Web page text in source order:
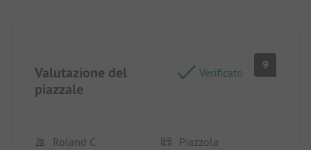
Valutazione del
piazzale
Verificato
9
Roland C Piazzola